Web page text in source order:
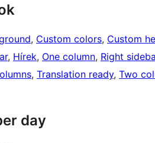
, Custom colors, Custom
, Hírek, One column, Right
, Translation ready, Two
day